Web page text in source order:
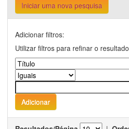
Iniciar uma nova pesquisa
Adicionar filtros:
Utilizar filtros para refinar o